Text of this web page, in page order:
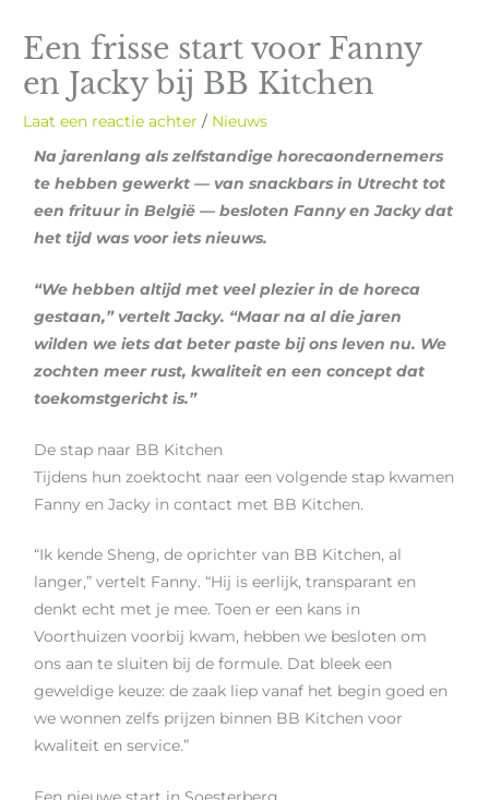
Een frisse start voor Fanny
en Jacky bij BB Kitchen
Laat een reactie achter / Nieuws
Na jarenlang als zelfstandige horecaondernemers
te hebben gewerkt — van snackbars in Utrecht tot
een frituur in België — besloten Fanny en Jacky dat
het tijd was voor iets nieuws.
“We hebben altijd met veel plezier in de horeca
gestaan,” vertelt Jacky. “Maar na al die jaren
wilden we iets dat beter paste bij ons leven nu. We
zochten meer rust, kwaliteit en een concept dat
toekomstgericht is.”
De stap naar BB Kitchen
Tijdens hun zoektocht naar een volgende stap kwamen
Fanny en Jacky in contact met BB Kitchen.
“Ik kende Sheng, de oprichter van BB Kitchen, al
langer,” vertelt Fanny. “Hij is eerlijk, transparant en
denkt echt met je mee. Toen er een kans in
Voorthuizen voorbij kwam, hebben we besloten om
ons aan te sluiten bij de formule. Dat bleek een
geweldige keuze: de zaak liep vanaf het begin goed en
we wonnen zelfs prijzen binnen BB Kitchen voor
kwaliteit en service.”